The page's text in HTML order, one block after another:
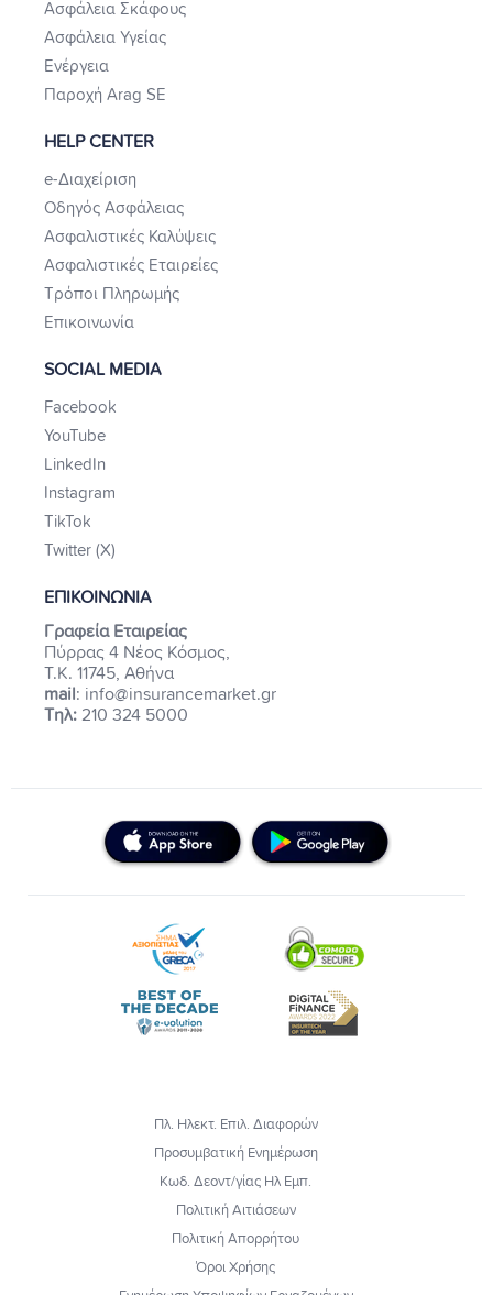
Ασφάλεια Σκάφους
Ασφάλεια Υγείας
Ενέργεια
Παροχή Arag SE
HELP CENTER
e-Διαχείριση
Οδηγός Ασφάλειας
Ασφαλιστικές Καλύψεις
Ασφαλιστικές Εταιρείες
Τρόποι Πληρωμής
Επικοινωνία
SOCIAL MEDIA
Facebook
YouTube
LinkedIn
Instagram
TikTok
Twitter (X)
ΕΠΙΚΟΙΝΩΝΙΑ
Γραφεία Εταιρείας
Πύρρας 4 Νέος Κόσμος,
Τ.Κ. 11745, Αθήνα
mail: info@insurancemarket.gr
Τηλ: 210 324 5000
Πλ. Ηλεκτ. Επιλ. Διαφορών
Προσυμβατική Ενημέρωση
Κωδ. Δεοντ/γίας Ηλ Εμπ.
Πολιτική Αιτιάσεων
Πολιτική Απορρήτου
Όροι Χρήσης